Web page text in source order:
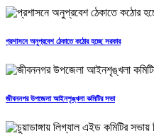
প্রশাসনে অনুপ্রবেশ ঠেকাতে কঠোর হচ্ছে সরকার
জীবননগর উপজেলা আইনশৃঙ্খলা কমিটির সভা